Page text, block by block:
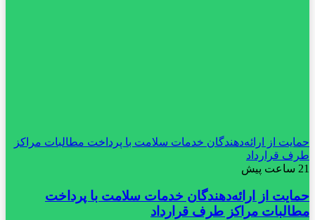
حمایت از ارائه‌دهندگان خدمات سلامت با پرداخت مطالبات مراکز
طرف قرارداد
21 ساعت پیش
حمایت از ارائه‌دهندگان خدمات سلامت با پرداخت
مطالبات مراکز طرف قرارداد